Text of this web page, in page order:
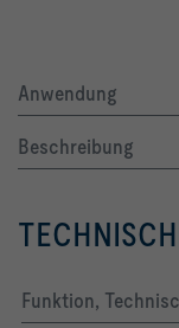
Anwendung
Beschreibung
Funktion,